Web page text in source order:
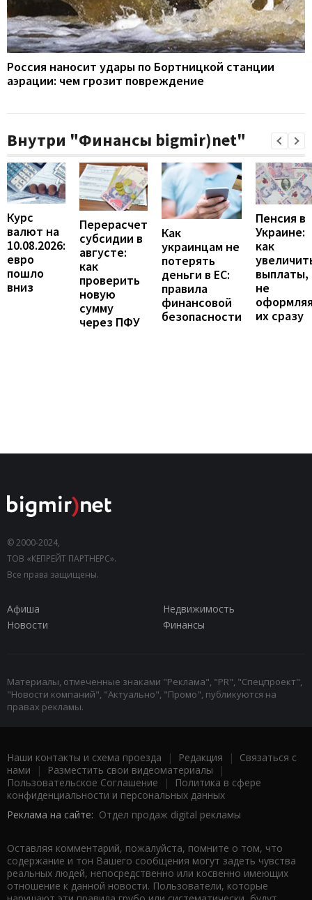
Россия наносит удары по Бортницкой станции
аэрации: чем грозит повреждение
Внутри "Финансы bigmir)net"
Курс
валют на
10.08.2026:
евро
пошло
вниз
Перерасчет
субсидии в
августе:
как
проверить
новую
сумму
через ПФУ
Как
украинцам не
потерять
деньги в ЕС:
правила
финансовой
безопасности
Пенсия в
Украине:
как
выплаты,
не
их сразу
© 2000-2024,
ТОВ «КЕПРЕЙТ ПАРТНЕРС».
Все права защищены.
Афиша
Недвижимость
Новости
Финансы
Материалы, отмеченные знаками "Реклама", "PR", "Спецпроект",
"Новости компаний", "Актуально", "Промо", публикуются на
правах рекламы.
Наши контакты и схема проезда | Редакция | Связаться с
нами | Разместить свои видеоматериалы |
Пользовательское Соглашение |
Политика в сфере
конфиденциальности и персональных данных
Реклама на сайте: Отдел продаж digital рекламы
Оставляя комментарий, пожалуйста, помните о том, что
содержание и тон Вашего сообщения могут задеть чувства
реальных людей, непосредственно или косвенно имеющих
отношение к данной новости. Пользователи, которые